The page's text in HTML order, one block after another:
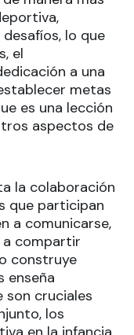
lo que
el
a una
metas
es una lección
aspectos de
la colaboración
que participan
a comunicarse,
a compartir
construye
enseña
son cruciales
los